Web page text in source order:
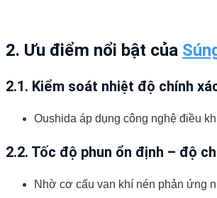
2. Ưu điểm nổi bật của
2.1. Kiểm soát nhiệt độ chính
Oushida áp dụng công nghệ điều
2.2. Tốc độ phun ổn định – độ
Nhờ cơ cấu van khí nén phản ứng